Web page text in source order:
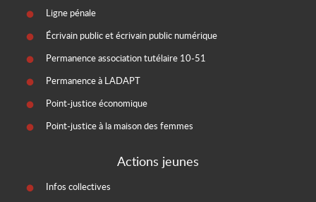
Ligne pénale
Écrivain public et écrivain public numérique
Permanence association tutélaire 10-51
Permanence à LADAPT
Point-justice économique
Point-justice à la maison des femmes
Actions jeunes
Infos collectives